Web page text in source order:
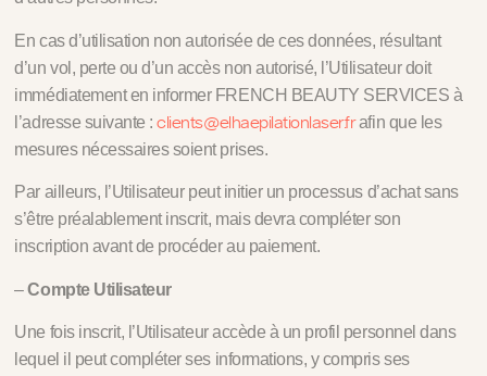
En cas d’utilisation non autorisée de ces données, résultant
d’un vol, perte ou d’un accès non autorisé, l’Utilisateur doit
immédiatement en informer FRENCH BEAUTY SERVICES à
l’adresse suivante :clients@elhaepilationlaser.frafin que les
mesures nécessaires soient prises.
Par ailleurs, l’Utilisateur peut initier un processus d’achat sans
s’être préalablement inscrit, mais devra compléter son
inscription avant de procéder au paiement.
–Compte Utilisateur
Une fois inscrit, l’Utilisateur accède à un profil personnel dans
lequel il peut compléter ses informations, y compris ses